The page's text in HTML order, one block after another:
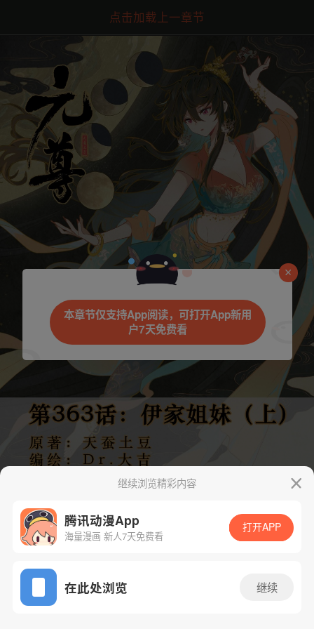
点击加载上一章节
App免费看
继续浏览精彩内容
腾讯动漫App
海量漫画 新人7天免费看
打开APP
在此处浏览 继续
本章节仅支持App阅读，可打开App新用
户7天免费看
是否前往腾漫App继续阅读
立即前往